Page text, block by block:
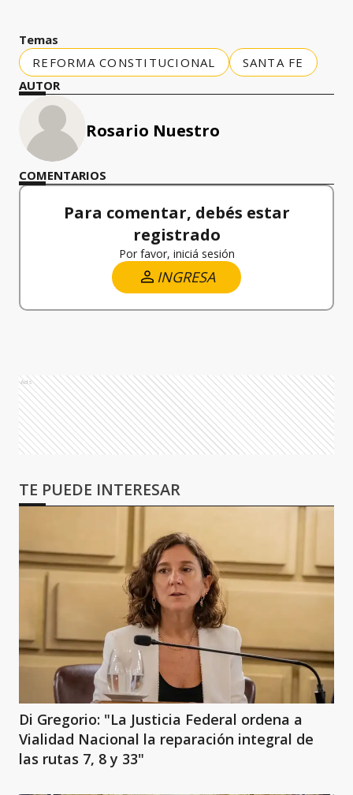
Temas
REFORMA CONSTITUCIONAL
SANTA FE
AUTOR
Rosario Nuestro
COMENTARIOS
Para comentar, debés estar
registrado
Por favor, iniciá sesión
INGRESA
Ads
TE PUEDE INTERESAR
Di Gregorio: "La Justicia Federal ordena a
Vialidad Nacional la reparación integral de
las rutas 7, 8 y 33"